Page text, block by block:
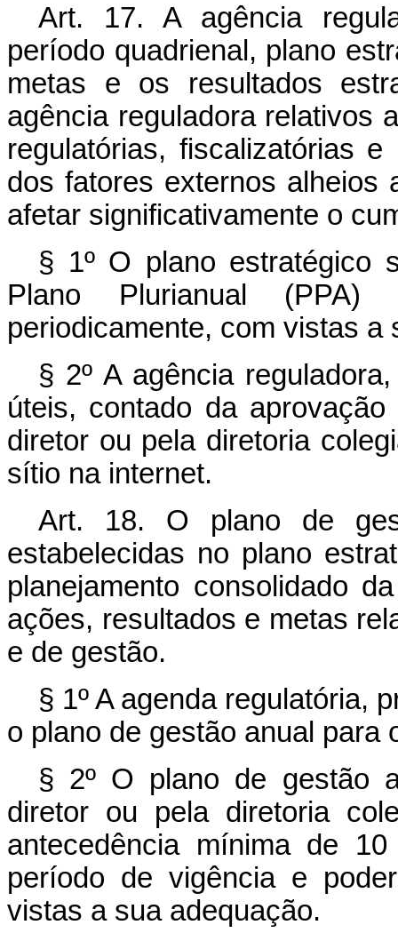
Art. 17. A agência
período quadrienal, plano
metas e os resultados
agência reguladora relativos
regulatórias, fiscalizatórias
dos fatores externos alheios
afetar significativamente o
§ 1º O plano estratégico
Plano Plurianual
periodicamente, com vistas a
§ 2º A agência
úteis, contado da
diretor ou pela diretoria
sítio na internet.
Art. 18. O plano de
estabelecidas no plano
planejamento consolidado
ações, resultados e metas
e de gestão.
§ 1º A agenda regulatória,
o plano de gestão anual para
§ 2º O plano de gestão
diretor ou pela diretoria
antecedência mínima de
período de vigência e
vistas a sua adequação.